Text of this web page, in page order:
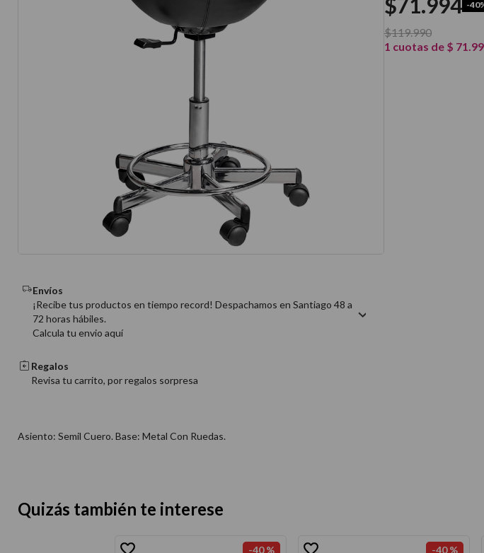
Envíos
¡Recibe tus productos en tiempo record! Despachamos en Santiago 48 a
72 horas hábiles.
Calcula tu envio aquí
Regalos
Revisa tu carrito, por regalos sorpresa
-
$119.990
1 cuotas de $ 71.
Asiento: Semil Cuero. Base: Metal Con Ruedas.
Quizás también te interese
-40 % -40 %